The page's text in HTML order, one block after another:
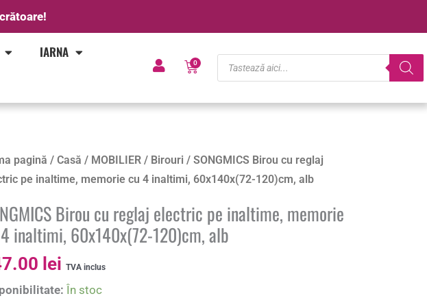
IARNA
0
Cart
Products
search
pagină /Casă / MOBILIER / Birouri / SONGMICS Birou cu reglaj
pe inaltime, memorie cu 4 inaltimi, 60x140x(72-120)cm, alb
Birou cu reglaj electric pe inaltime, memorie
inaltimi, 60x140x(72-120)cm, alb
lei TVA inclus
În stoc